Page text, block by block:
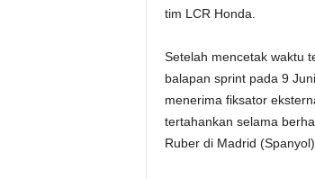
tim LCR Honda.
Setelah mencetak waktu
balapan sprint pada 9
menerima fiksator
tertahankan selama
Ruber di Madrid (Spanyol).